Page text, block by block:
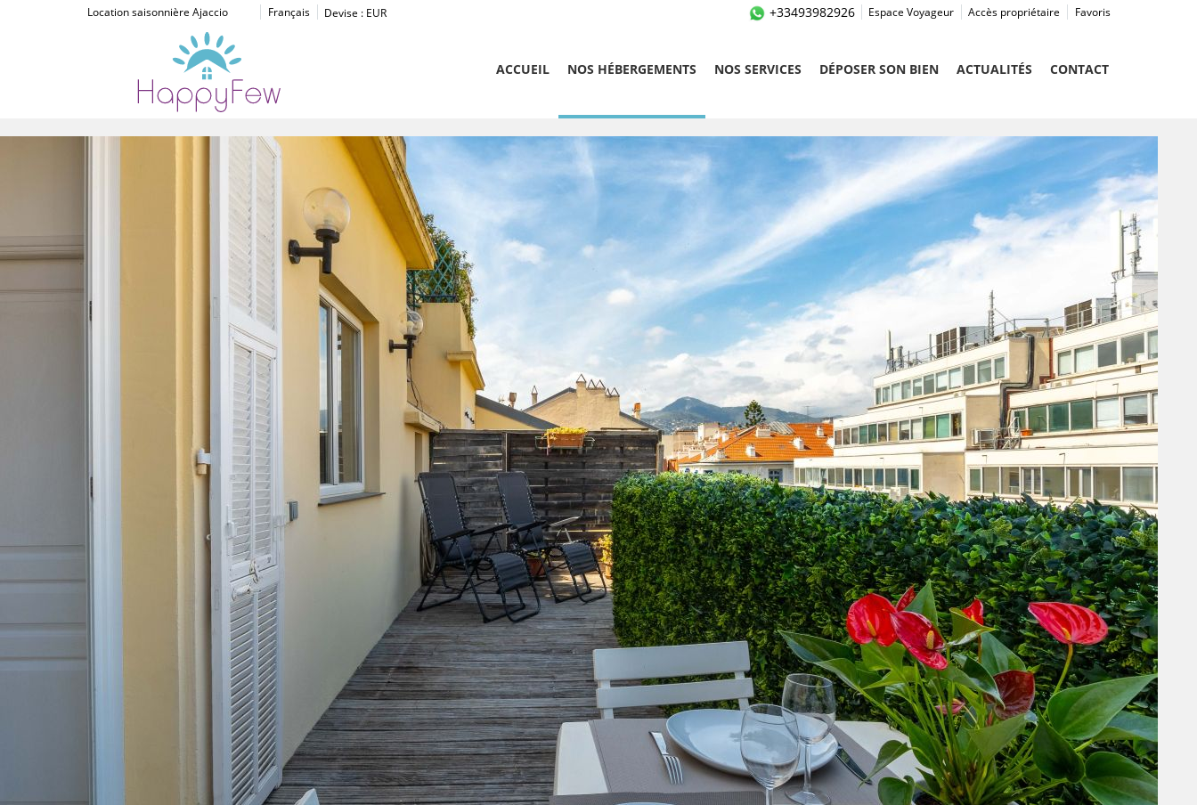
Location saisonnière Ajaccio Français Devise : EUR Favoris
Accès propriétaire
Espace Voyageur
+33493982926
ACCUEIL NOS HÉBERGEMENTS NOS SERVICES DÉPOSER SON BIEN ACTUALITÉS CONTACT